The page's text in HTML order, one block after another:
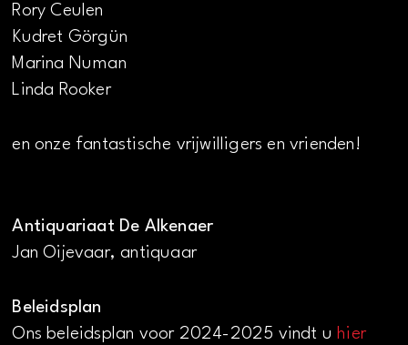
Rory Ceulen
Kudret Görgün
Marina Numan
Linda Rooker
en onze fantastische vrijwilligers en vrienden!
Antiquariaat De Alkenaer
Jan Oijevaar, antiquaar
Beleidsplan
Ons beleidsplan voor 2024-2025 vindt uhier